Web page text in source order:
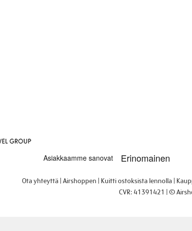
Ota yhteyttä Airshoppen Kuitti ostoksista lennolla
CVR: 41391421
©